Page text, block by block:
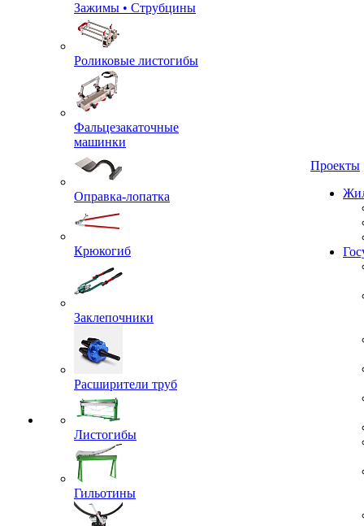
Зажимы • Струбцины
Роликовые листогибы
Фальцезакаточные
машинки
Оправка-лопатка
Крюкогиб
Заклепочники
Расширители труб
Листогибы
Гильотины
Проекты